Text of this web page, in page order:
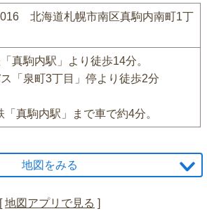
北海道札幌市南区真駒内南町1丁
真駒内駅」より徒歩14分。
「泉町3丁目」停より徒歩2分
真駒内駅」まで車で約4分。
地図をみる
[地図アプリで見る ]